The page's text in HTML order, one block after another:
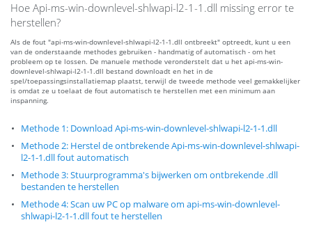
Hoe Api-ms-win-downlevel-shlwapi-l2-1-1.dll missing error te
herstellen?
Als de fout "api-ms-win-downlevel-shlwapi-l2-1-1.dll ontbreekt" optreedt, kunt u een
van de onderstaande methodes gebruiken - handmatig of automatisch - om het
probleem op te lossen. De manuele methode veronderstelt dat u het api-ms-win-
downlevel-shlwapi-l2-1-1.dll bestand downloadt en het in de
spel/toepassingsinstallatiemap plaatst, terwijl de tweede methode veel gemakkelijker
is omdat ze u toelaat de fout automatisch te herstellen met een minimum aan
inspanning.
Methode 1: Download Api-ms-win-downlevel-shlwapi-l2-1-1.dll
Methode 2: Herstel de ontbrekende Api-ms-win-downlevel-shlwapi-
l2-1-1.dll fout automatisch
Methode 3: Stuurprogramma's bijwerken om ontbrekende .dll
bestanden te herstellen
Methode 4: Scan uw PC op malware om api-ms-win-downlevel-
shlwapi-l2-1-1.dll fout te herstellen